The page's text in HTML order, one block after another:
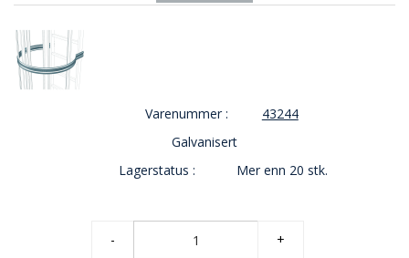
Varenummer :
43244
Galvanisert
Lagerstatus :
Mer enn 20 stk.
- +